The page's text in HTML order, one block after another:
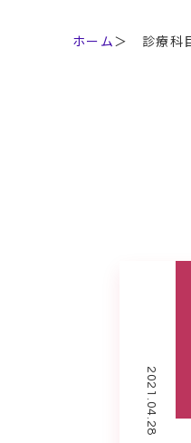
ホーム＞ 診療科
2021.04.28